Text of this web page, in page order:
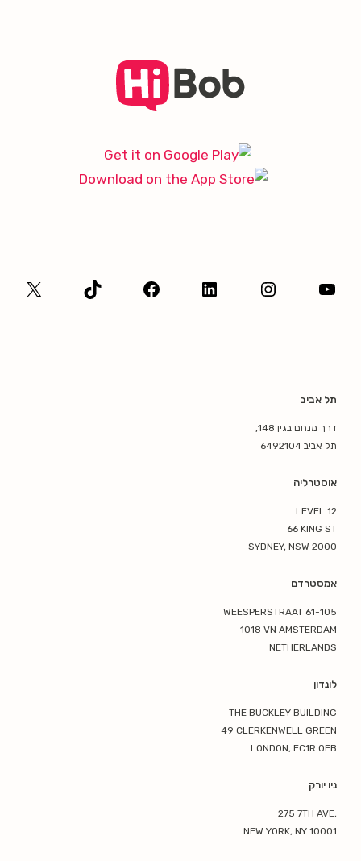
תל אביב
דרך מנחם בגין 148,
תל אביב 6492104
אוסטרליה
LEVEL 12
66 KING ST
SYDNEY, NSW 2000
אמסטרדם
WEESPERSTRAAT 61-105
1018 VN AMSTERDAM
NETHERLANDS
לונדון
THE BUCKLEY BUILDING
49 CLERKENWELL GREEN
LONDON, EC1R 0EB
ניו יורק
275 7TH AVE,
NEW YORK, NY 10001